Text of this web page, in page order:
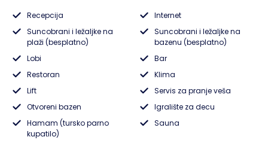
Recepcija
Internet
Suncobrani i ležaljke na
plaži (besplatno)
Suncobrani i ležaljke na
bazenu (besplatno)
Lobi
Bar
Restoran
Klima
Lift
Servis za pranje veša
Otvoreni bazen
Igralište za decu
Hamam (tursko parno
kupatilo)
Sauna
Skiatos, ostrvo
Gornja Trepča
Vranjska Banja
Ivanjica
Vrnjačka banja
Lukovska Banja